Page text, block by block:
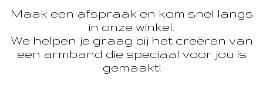
Maak een afspraak en kom snel langs
in onze winkel.
We helpen je graag bij het creëren van
een armband die speciaal voor jou is
gemaakt!